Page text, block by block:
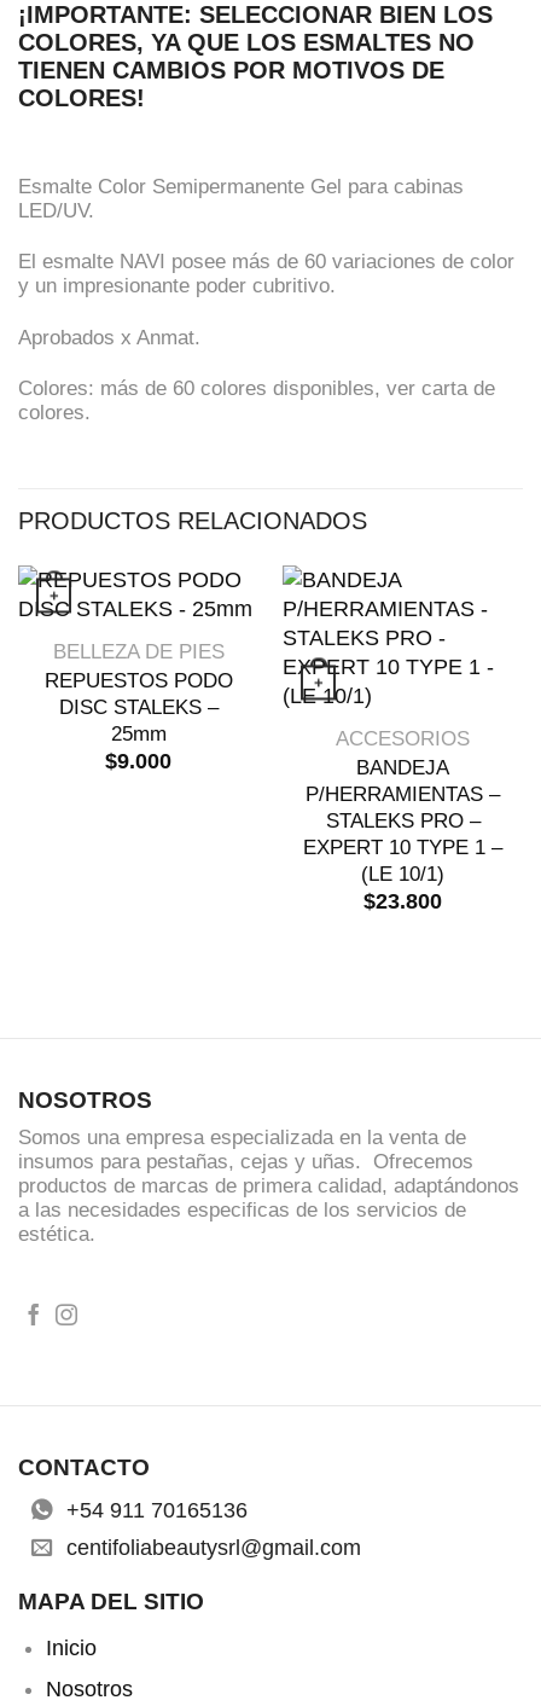
¡IMPORTANTE: SELECCIONAR BIEN LOS
COLORES, YA QUE LOS ESMALTES NO
TIENEN CAMBIOS POR MOTIVOS DE
COLORES!
Esmalte Color Semipermanente Gel para cabinas
LED/UV.
El esmalte NAVI posee más de 60 variaciones de color
y un impresionante poder cubritivo.
Aprobados x Anmat.
Colores: más de 60 colores disponibles, ver carta de
colores.
PRODUCTOS RELACIONADOS
+
Este producto tiene múltiples variantes.
VISTA RÁPIDA
BELLEZA DE PIES
REPUESTOS PODO
DISC STALEKS –
25mm
$9.000
+
VISTA RÁPIDA
ACCESORIOS
BANDEJA
P/HERRAMIENTAS –
STALEKS PRO –
EXPERT 10 TYPE 1 –
(LE 10/1)
$23.800
NOSOTROS
Somos una empresa especializada en la venta de
insumos para pestañas, cejas y uñas. Ofrecemos
productos de marcas de primera calidad, adaptándonos
a las necesidades especificas de los servicios de
estética.
CONTACTO
+54 911 70165136
centifoliabeautysrl@gmail.com
MAPA DEL SITIO
Inicio
Nosotros